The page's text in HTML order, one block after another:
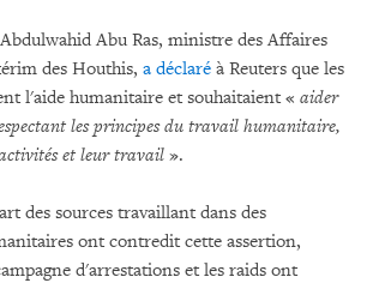
Abu Ras, ministre des Affaires
des Houthis, a déclaré à Reuters que les
l'aide humanitaire et souhaitaient « aider
les principes du travail humanitaire,
et leur travail ».
des sources travaillant dans des
ont contredit cette assertion,
d'arrestations et les raids ont